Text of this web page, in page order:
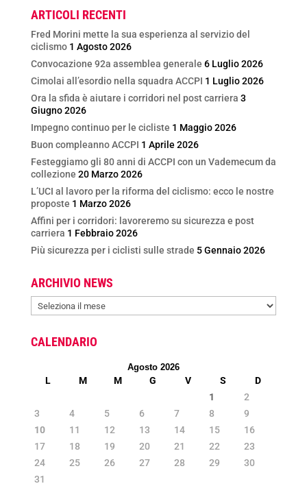
ARTICOLI RECENTI
Fred Morini mette la sua esperienza al servizio del
ciclismo 1 Agosto 2026
Convocazione 92a assemblea generale 6 Luglio 2026
Cimolai all’esordio nella squadra ACCPI 1 Luglio 2026
Ora la sfida è aiutare i corridori nel post carriera 3
Giugno 2026
Impegno continuo per le cicliste 1 Maggio 2026
Buon compleanno ACCPI 1 Aprile 2026
Festeggiamo gli 80 anni di ACCPI con un Vademecum da
collezione 20 Marzo 2026
L’UCI al lavoro per la riforma del ciclismo: ecco le nostre
proposte 1 Marzo 2026
Affini per i corridori: lavoreremo su sicurezza e post
carriera 1 Febbraio 2026
Più sicurezza per i ciclisti sulle strade 5 Gennaio 2026
ARCHIVIO NEWS
ARCHIVIO
NEWS
CALENDARIO
Agosto 2026
L M M G V S
D
1
2
3
4 5 6 7 8
9
10
11 12 13 14 15
16
17
18 19 20 21 22
23
24
25 26 27 28 29
30
31